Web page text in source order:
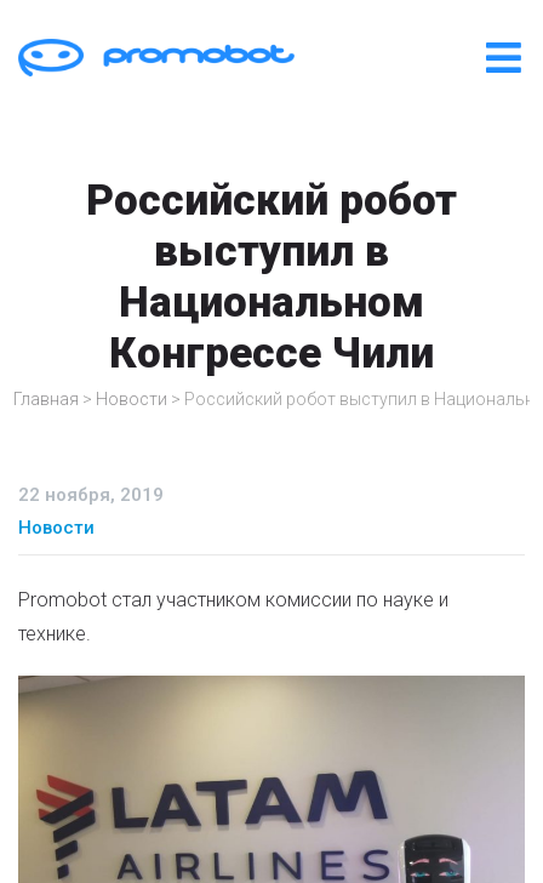
Российский робот
выступил в
Национальном
Конгрессе Чили
Главная > Новости > Российский робот выступил в
22 ноября, 2019
Новости
Promobot стал участником комиссии по науке и
технике.